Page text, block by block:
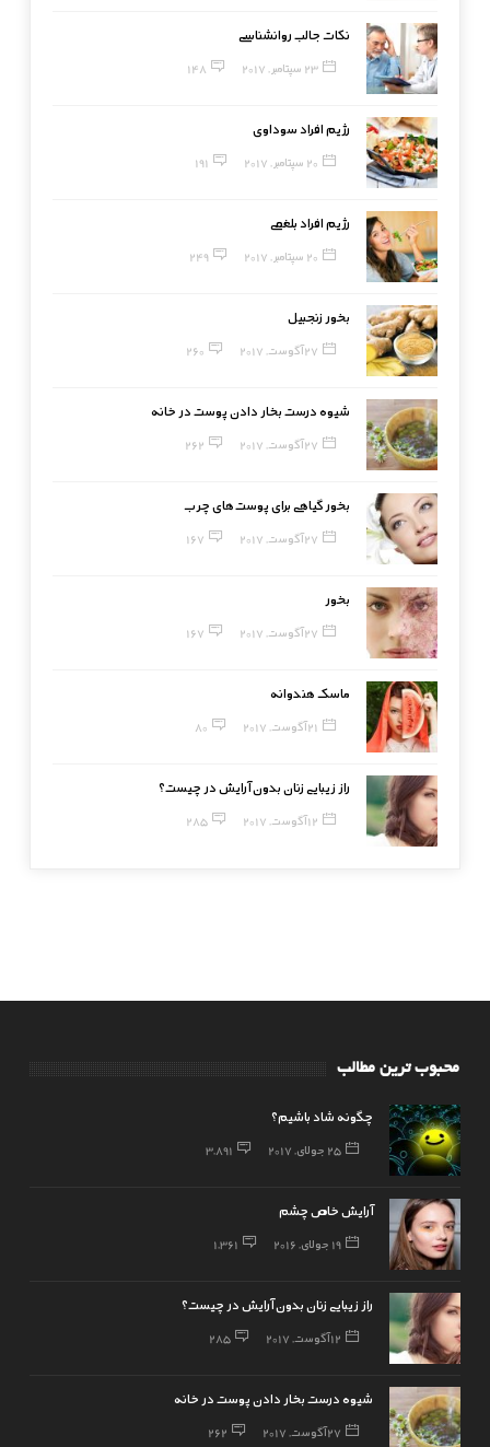
نکات جالب روانشناسی
23 سپتامبر, 2017 148
رژیم افراد سوداوی
20 سپتامبر, 2017 191
رژیم افراد بلغمی
20 سپتامبر, 2017 249
بخور زنجبیل
27 آگوست, 2017 260
شیوه درست بخار دادن پوست در خانه
27 آگوست, 2017 262
بخور گیاهی برای پوست‌های چرب
27 آگوست, 2017 167
بخور
27 آگوست, 2017 167
ماسک هندوانه
21 آگوست, 2017 80
راز زیبایی زنان بدون آرایش در چیست؟
12 آگوست, 2017 285
محبوب ترین مطالب
چگونه شاد باشیم؟
25 جولای, 2017 3,891
آرایش خاص چشم
19 جولای, 2016 1,361
راز زیبایی زنان بدون آرایش در چیست؟
12 آگوست, 2017 285
شیوه درست بخار دادن پوست در خانه
27 آگوست, 2017 262